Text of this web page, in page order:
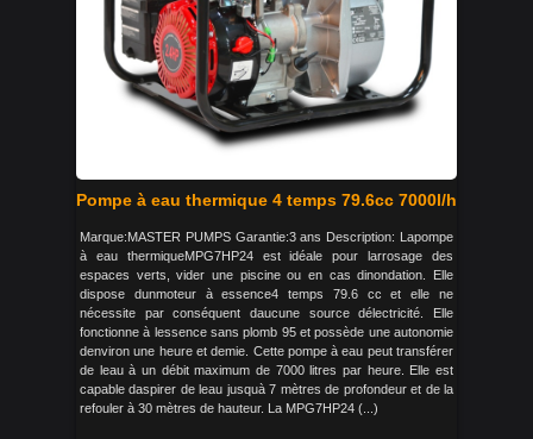
Pompe à eau thermique 4 temps 79.6cc 7000l/h
Marque:MASTER PUMPS Garantie:3 ans Description: Lapompe
à eau thermiqueMPG7HP24 est idéale pour larrosage des
espaces verts, vider une piscine ou en cas dinondation. Elle
dispose dunmoteur à essence4 temps 79.6 cc et elle ne
nécessite par conséquent daucune source délectricité. Elle
fonctionne à lessence sans plomb 95 et possède une autonomie
denviron une heure et demie. Cette pompe à eau peut transférer
de leau à un débit maximum de 7000 litres par heure. Elle est
capable daspirer de leau jusquà 7 mètres de profondeur et de la
refouler à 30 mètres de hauteur. La MPG7HP24 (...)